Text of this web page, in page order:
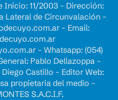
Inicio: 11/2003 - Dirección:
Lateral de Circunvalación -
- Email:
- Whatsapp: (054)
Pablo Dellazoppa -
Castillo - Editor Web:
propietaria del medio -
S.A.C.I.F.